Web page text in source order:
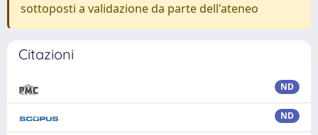
sottoposti a validazione da parte dell'ateneo
Citazioni
ND
ND